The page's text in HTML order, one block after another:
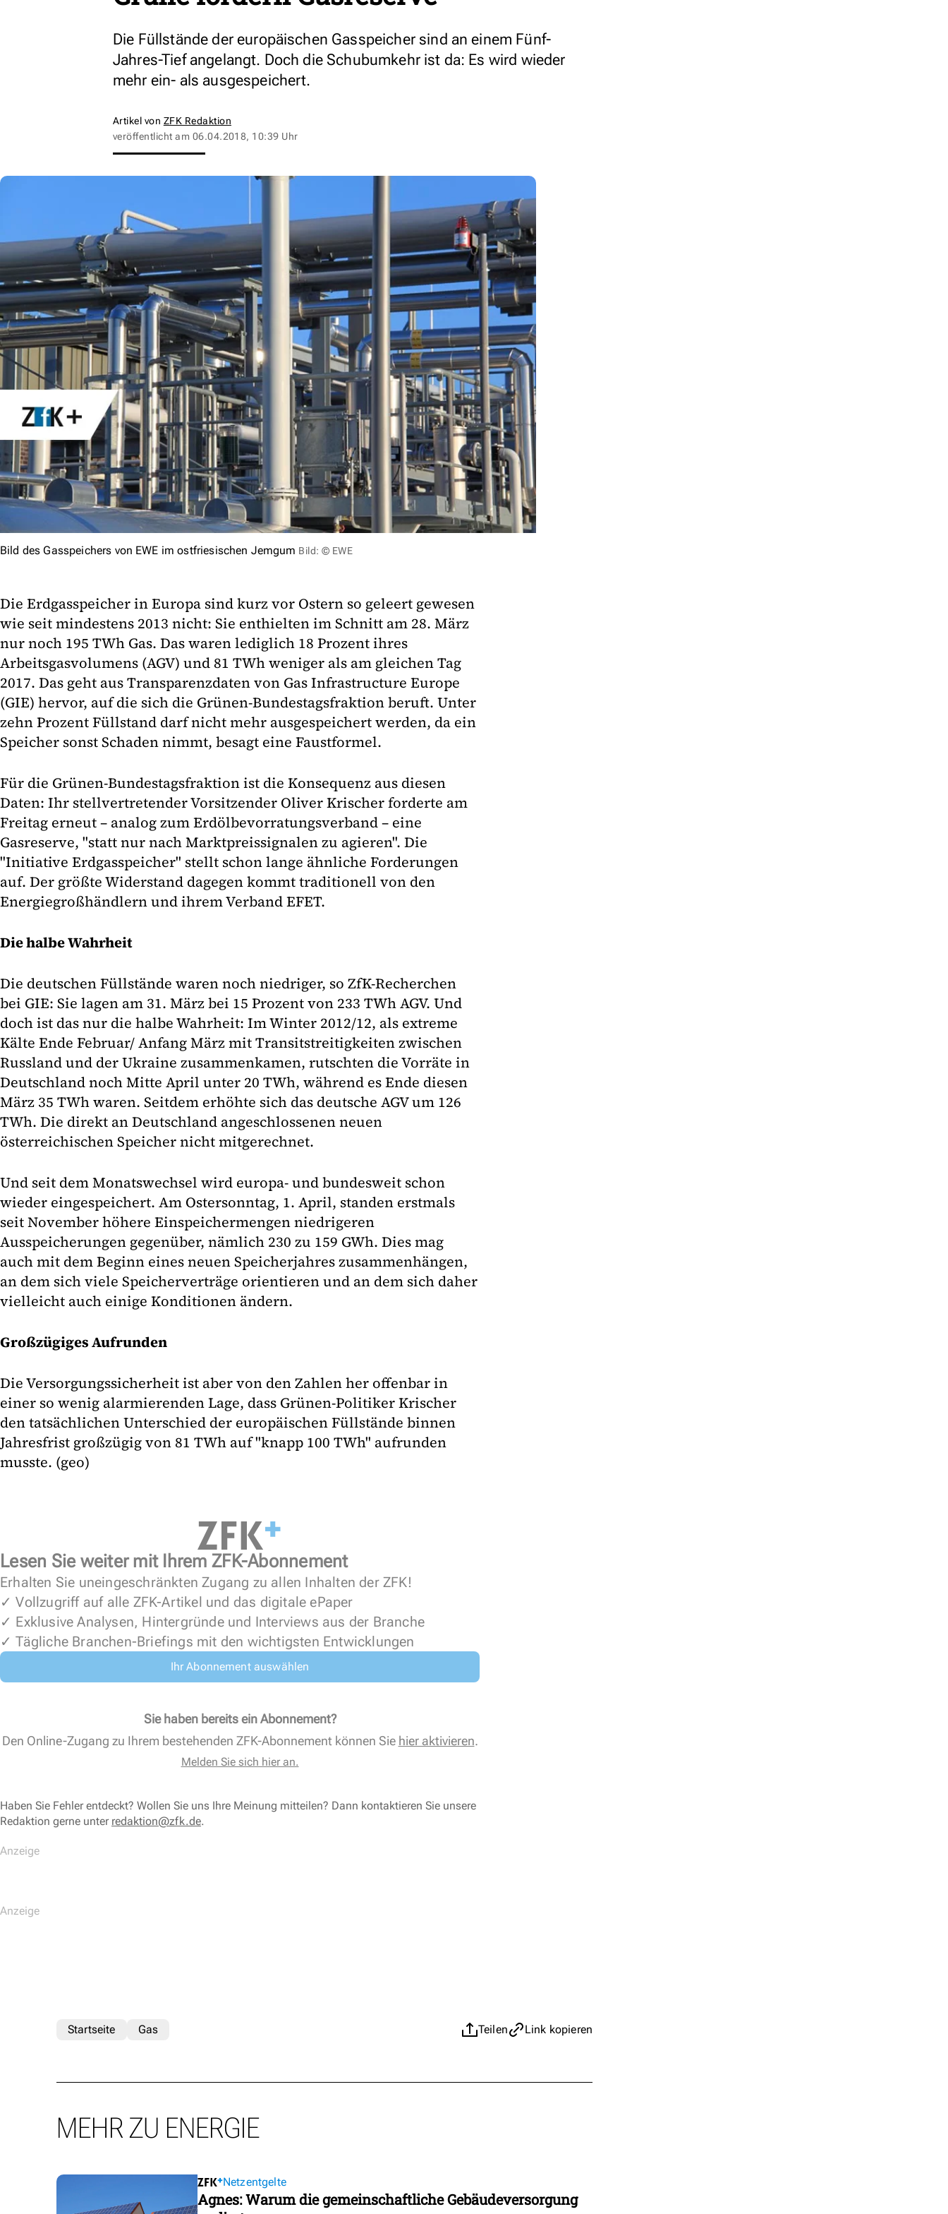
Die Füllstände der europäischen Gasspeicher sind an einem Fünf-
Jahres-Tief angelangt. Doch die Schubumkehr ist da: Es wird wieder
mehr ein- als ausgespeichert.
Artikel von ZFK Redaktion
veröffentlicht am 06.04.2018, 10:39 Uhr
Bild des Gasspeichers von EWE im ostfriesischen Jemgum Bild: © EWE
Die Erdgasspeicher in Europa sind kurz vor Ostern so geleert gewesen
wie seit mindestens 2013 nicht: Sie enthielten im Schnitt am 28. März
nur noch 195 TWh Gas. Das waren lediglich 18 Prozent ihres
Arbeitsgasvolumens (AGV) und 81 TWh weniger als am gleichen Tag
2017. Das geht aus Transparenzdaten von Gas Infrastructure Europe
(GIE) hervor, auf die sich die Grünen-Bundestagsfraktion beruft. Unter
zehn Prozent Füllstand darf nicht mehr ausgespeichert werden, da ein
Speicher sonst Schaden nimmt, besagt eine Faustformel.
Für die Grünen-Bundestagsfraktion ist die Konsequenz aus diesen
Daten: Ihr stellvertretender Vorsitzender Oliver Krischer forderte am
Freitag erneut – analog zum Erdölbevorratungsverband – eine
Gasreserve, "statt nur nach Marktpreissignalen zu agieren". Die
"Initiative Erdgasspeicher" stellt schon lange ähnliche Forderungen
auf. Der größte Widerstand dagegen kommt traditionell von den
Energiegroßhändlern und ihrem Verband EFET.
Die halbe Wahrheit
Die deutschen Füllstände waren noch niedriger, so ZfK-Recherchen
bei GIE: Sie lagen am 31. März bei 15 Prozent von 233 TWh AGV. Und
doch ist das nur die halbe Wahrheit: Im Winter 2012/12, als extreme
Kälte Ende Februar/ Anfang März mit Transitstreitigkeiten zwischen
Russland und der Ukraine zusammenkamen, rutschten die Vorräte in
Deutschland noch Mitte April unter 20 TWh, während es Ende diesen
März 35 TWh waren. Seitdem erhöhte sich das deutsche AGV um 126
TWh. Die direkt an Deutschland angeschlossenen neuen
österreichischen Speicher nicht mitgerechnet.
Und seit dem Monatswechsel wird europa- und bundesweit schon
wieder eingespeichert. Am Ostersonntag, 1. April, standen erstmals
seit November höhere Einspeichermengen niedrigeren
Ausspeicherungen gegenüber, nämlich 230 zu 159 GWh. Dies mag
auch mit dem Beginn eines neuen Speicherjahres zusammenhängen,
an dem sich viele Speicherverträge orientieren und an dem sich daher
vielleicht auch einige Konditionen ändern.
Großzügiges Aufrunden
Die Versorgungssicherheit ist aber von den Zahlen her offenbar in
einer so wenig alarmierenden Lage, dass Grünen-Politiker Krischer
den tatsächlichen Unterschied der europäischen Füllstände binnen
Jahresfrist großzügig von 81 TWh auf "knapp 100 TWh" aufrunden
musste. (geo)
Lesen Sie weiter mit Ihrem ZFK-Abonnement
Erhalten Sie uneingeschränkten Zugang zu allen Inhalten der ZFK!
✓ Vollzugriff auf alle ZFK-Artikel und das digitale ePaper
✓ Exklusive Analysen, Hintergründe und Interviews aus der Branche
✓ Tägliche Branchen-Briefings mit den wichtigsten Entwicklungen
Ihr Abonnement auswählen
Sie haben bereits ein Abonnement?
Den Online-Zugang zu Ihrem bestehenden ZFK-Abonnement können Sie hier aktivieren.
Melden Sie sich hier an.
Haben Sie Fehler entdeckt? Wollen Sie uns Ihre Meinung mitteilen? Dann kontaktieren Sie unsere
Redaktion gerne unter redaktion@zfk.de.
Teilen Link kopieren
Startseite Gas
MEHR ZU ENERGIE
Netzentgelte
Agnes: Warum die gemeinschaftliche Gebäudeversorgung